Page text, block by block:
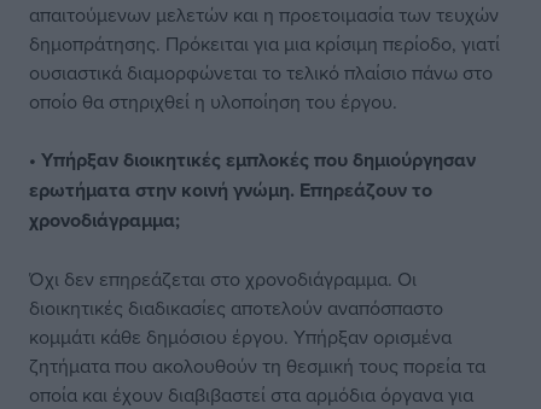
απαιτούμενων μελετών και η προετοιμασία των τευχών
δημοπράτησης. Πρόκειται για μια κρίσιμη περίοδο, γιατί
ουσιαστικά διαμορφώνεται το τελικό πλαίσιο πάνω στο
οποίο θα στηριχθεί η υλοποίηση του έργου.
• Υπήρξαν διοικητικές εμπλοκές που δημιούργησαν
ερωτήματα στην κοινή γνώμη. Επηρεάζουν το
χρονοδιάγραμμα;
Όχι δεν επηρεάζεται στο χρονοδιάγραμμα. Οι
διοικητικές διαδικασίες αποτελούν αναπόσπαστο
κομμάτι κάθε δημόσιου έργου. Υπήρξαν ορισμένα
ζητήματα που ακολουθούν τη θεσμική τους πορεία τα
οποία και έχουν διαβιβαστεί στα αρμόδια όργανα για